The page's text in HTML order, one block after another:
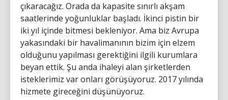
çıkaracağız. Orada da kapasite sınırlı akşam
saatlerinde yoğunluklar başladı. İkinci pistin bir
iki yıl içinde bitmesi bekleniyor. Ama biz Avrupa
yakasındaki bir havalimanının bizim için elzem
olduğunu yapılması gerektiğini ilgili kurumlara
beyan ettik. Şu anda ihaleyi alan şirketlerden
isteklerimiz var onları görüşüyoruz. 2017 yılında
hizmete gireceğini düşünüyoruz.